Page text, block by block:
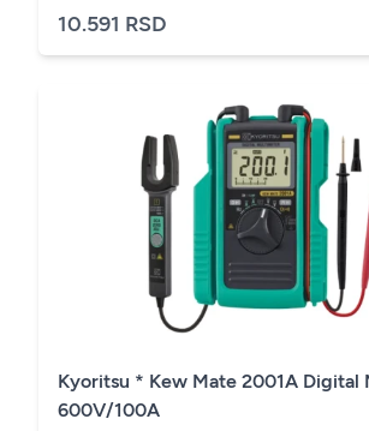
10.591 RSD
Kyoritsu * Kew Mate 2001A Digital
600V/100A